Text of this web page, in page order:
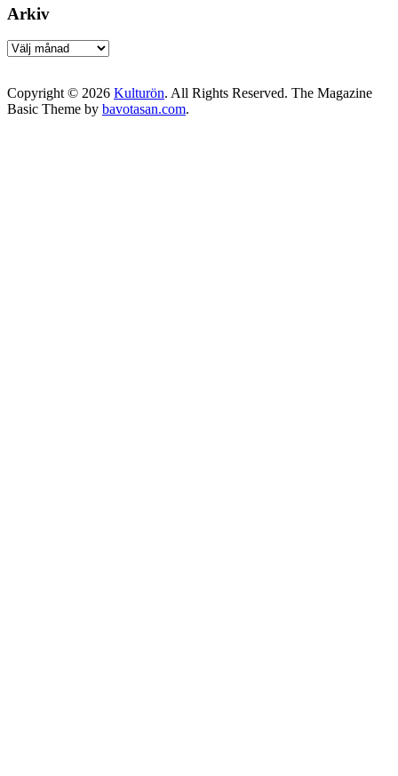
Arkiv
Arkiv
Copyright © 2026 Kulturön. All Rights Reserved. The Magazine
Basic Theme by bavotasan.com.